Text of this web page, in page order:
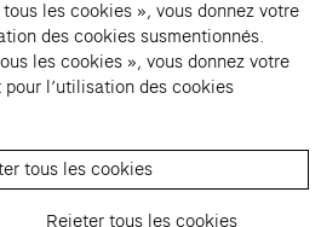
un nouvel onglet)
un nouvel onglet)
dans un nouvel onglet)
dans un nouvel onglet)
dans un nouvel onglet)
dans un nouvel onglet)
& Culture (s’ouvre dans un
Fondation Cartier pour l’art
les cookies », vous donnez votre
des cookies susmentionnés.
les cookies », vous donnez votre
l’utilisation des cookies
tous les cookies
Rejeter tous les cookies